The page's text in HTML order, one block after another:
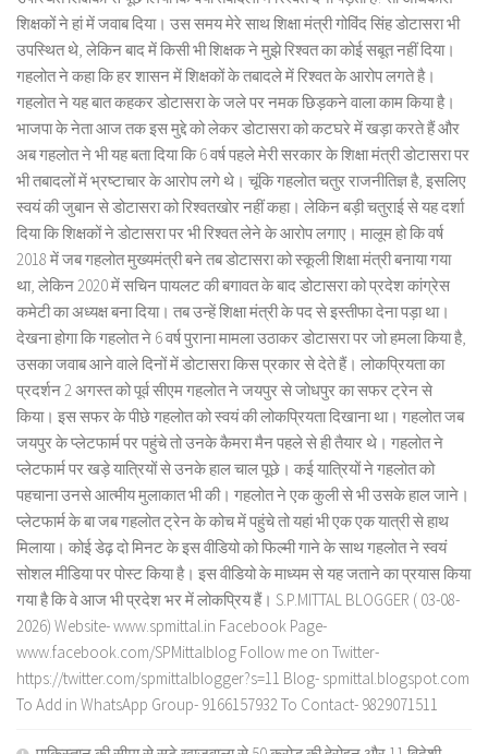
शिक्षकों ने हां में जवाब दिया। उस समय मेरे साथ शिक्षा मंत्री गोविंद सिंह डोटासरा भी
उपस्थित थे, लेकिन बाद में किसी भी शिक्षक ने मुझे रिश्वत का कोई सबूत नहीं दिया।
गहलोत ने कहा कि हर शासन में शिक्षकों के तबादले में रिश्वत के आरोप लगते है।
गहलोत ने यह बात कहकर डोटासरा के जले पर नमक छिड़कने वाला काम किया है।
भाजपा के नेता आज तक इस मुद्दे को लेकर डोटासरा को कटघरे में खड़ा करते हैं और
अब गहलोत ने भी यह बता दिया कि 6 वर्ष पहले मेरी सरकार के शिक्षा मंत्री डोटासरा पर
भी तबादलों में भ्रष्टाचार के आरोप लगे थे। चूंकि गहलोत चतुर राजनीतिज्ञ है, इसलिए
स्वयं की जुबान से डोटासरा को रिश्वतखोर नहीं कहा। लेकिन बड़ी चतुराई से यह दर्शा
दिया कि शिक्षकों ने डोटासरा पर भी रिश्वत लेने के आरोप लगाए। मालूम हो कि वर्ष
2018 में जब गहलोत मुख्यमंत्री बने तब डोटासरा को स्कूली शिक्षा मंत्री बनाया गया
था, लेकिन 2020 में सचिन पायलट की बगावत के बाद डोटासरा को प्रदेश कांग्रेस
कमेटी का अध्यक्ष बना दिया। तब उन्हें शिक्षा मंत्री के पद से इस्तीफा देना पड़ा था।
देखना होगा कि गहलोत ने 6 वर्ष पुराना मामला उठाकर डोटासरा पर जो हमला किया है,
उसका जवाब आने वाले दिनों में डोटासरा किस प्रकार से देते हैं। लोकप्रियता का
प्रदर्शन 2 अगस्त को पूर्व सीएम गहलोत ने जयपुर से जोधपुर का सफर ट्रेन से
किया। इस सफर के पीछे गहलोत को स्वयं की लोकप्रियता दिखाना था। गहलोत जब
जयपुर के प्लेटफार्म पर पहुंचे तो उनके कैमरा मैन पहले से ही तैयार थे। गहलोत ने
प्लेटफार्म पर खड़े यात्रियों से उनके हाल चाल पूछे। कई यात्रियों ने गहलोत को
पहचाना उनसे आत्मीय मुलाकात भी की। गहलोत ने एक कुली से भी उसके हाल जाने।
प्लेटफार्म के बा जब गहलोत ट्रेन के कोच में पहुंचे तो यहां भी एक एक यात्री से हाथ
मिलाया। कोई डेढ़ दो मिनट के इस वीडियो को फिल्मी गाने के साथ गहलोत ने स्वयं
सोशल मीडिया पर पोस्ट किया है। इस वीडियो के माध्यम से यह जताने का प्रयास किया
गया है कि वे आज भी प्रदेश भर में लोकप्रिय हैं। S.P.MITTAL BLOGGER ( 03-08-
2026) Website- www.spmittal.in Facebook Page-
www.facebook.com/SPMittalblog Follow me on Twitter-
https://twitter.com/spmittalblogger?s=11 Blog- spmittal.blogspot.com
To Add in WhatsApp Group- 9166157932 To Contact- 9829071511